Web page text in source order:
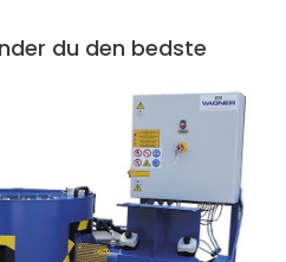
du den bedste